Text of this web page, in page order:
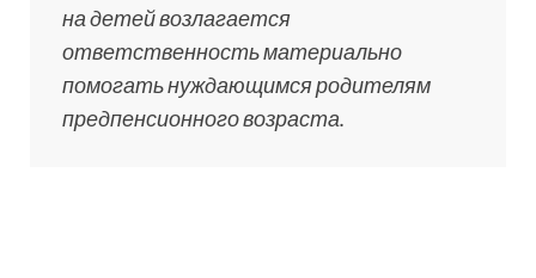
на детей возлагается
ответственность материально
помогать нуждающимся родителям
предпенсионного возраста.